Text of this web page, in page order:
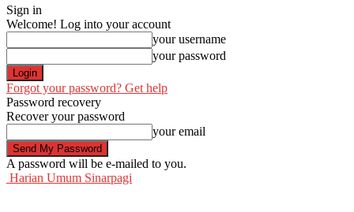
Sign in
Welcome! Log into your account
your username
your password
Forgot your password? Get help
Password recovery
Recover your password
your email
A password will be e-mailed to you.
Harian Umum Sinarpagi